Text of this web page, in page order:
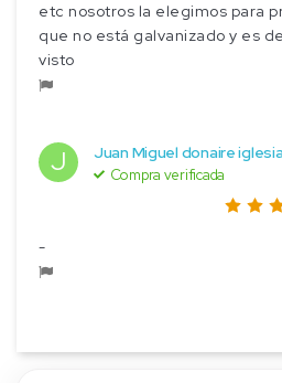
etc nosotros la elegimos para
que no está galvanizado y es
visto
J Juan Miguel donaire
Compra verificada
-